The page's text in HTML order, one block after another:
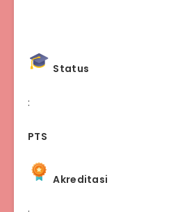
Status
:
PTS
Akreditasi